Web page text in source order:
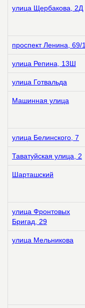
улица Щербакова, 2Д
проспект Ленина, 69/1
улица Репина, 13Ш
улица Готвальда
Машинная улица
улица Белинского, 7
Таватуйская улица, 2
Шарташский
улица Фронтовых
Бригад, 29
улица Мельникова